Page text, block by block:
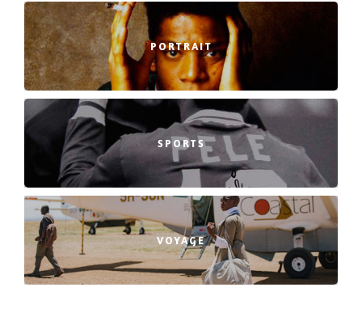
PORTRAIT
SPORTS
VOYAGE